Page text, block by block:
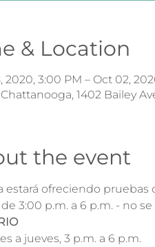
& Location
2020, 3:00 PM – Oct 02,
Chattanooga, 1402 Bailey
the event
estará ofreciendo pruebas
3:00 p.m. a 6 p.m. - no
a jueves, 3 p.m. a 6 p.m.